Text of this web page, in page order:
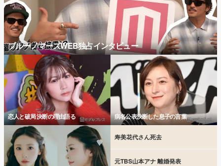
ブルーノマーズWEB独占インタビュー
恋人と破局 決断の理由語る 病名公表決断した息子の言葉
寿美花代さん死去
元TBS山本アナ 離婚発表